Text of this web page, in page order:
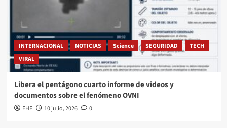
INTERNACIONAL NOTICIAS Science SEGURIDAD
TECH
VIRAL
Libera el pentágono cuarto informe de videos y
documentos sobre el fenómeno OVNI
EHF 10 julio, 2026 0